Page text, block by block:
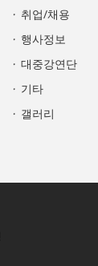
취업/채용
행사정보
대중강연단
기타
갤러리